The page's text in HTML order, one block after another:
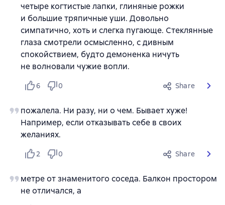
четыре когтистые лапки, глиняные рожки
и большие тряпичные уши. Довольно
симпатично, хоть и слегка пугающе. Стеклянные
глаза смотрели осмысленно, с дивным
спокойствием, будто демоненка ничуть
не волновали чужие вопли.
6 0 Share
пожалела. Ни разу, ни о чем. Бывает хуже!
Например, если отказывать себе в своих
желаниях.
2 0 Share
метре от знаменитого соседа. Балкон простором
не отличался, а